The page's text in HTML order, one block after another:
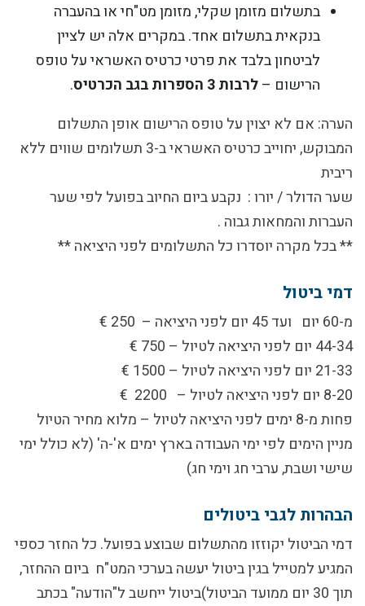
בתשלום מזומן שקלי, מזומן מט"חי או בהעברה
בנקאית בתשלום אחד. במקרים אלה יש לציין
לביטחון בלבד את פרטי כרטיס האשראי על טופס
הרישום –לרבות 3 הספרות בגב הכרטיס
.
הערה: אם לא יצוין על טופס הרישום אופן התשלום
המבוקש, יחוייב כרטיס האשראי ב-3 תשלומים שווים ללא
ריבית
שער הדולר / יורו: נקבע ביום החיוב בפועל לפי שער
העברות והמחאות גבוה .
** בכל מקרה יוסדרו כל התשלומים לפני היציאה **
דמי ביטול
מ-60 יום ועד 45 יום לפני היציאה – 250 €
44-34 יום לפני היציאה לטיול – 750 €
21-33 יום לפני היציאה לטיול – 1500 €
8-20 יום לפני היציאה לטיול – 2200 €
פחות מ-8 ימים לפני היציאה לטיול – מלוא מחיר הטיול
מניין הימים לפי ימי העבודה בארץ ימים א'-ה' (לא כולל ימי
שישי ושבת, ערבי חג וימי חג)
הבהרות לגבי ביטולים
דמי הביטול יקוזזו מהתשלום שבוצע בפועל. כל החזר כספי
המגיע למטייל בגין ביטול יעשה בערכי המט"ח ביום ההחזר,
תוך 30 יום ממועד הביטול)ביטול ייחשב ל"הודעה" בכתב